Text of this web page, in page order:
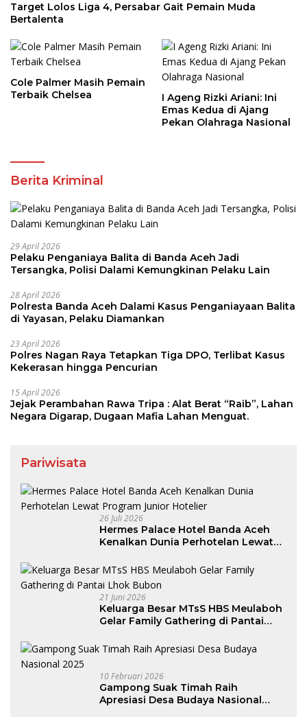
Target Lolos Liga 4, Persabar Gait Pemain Muda
Bertalenta
Cole Palmer Masih Pemain
Terbaik Chelsea
I Ageng Rizki Ariani: Ini
Emas Kedua di Ajang
Pekan Olahraga Nasional
Berita Kriminal
29 April 2026
Pelaku Penganiaya Balita di Banda Aceh Jadi
Tersangka, Polisi Dalami Kemungkinan Pelaku Lain
28 April 2026
Polresta Banda Aceh Dalami Kasus Penganiayaan Balita
di Yayasan, Pelaku Diamankan
23 April 2026
Polres Nagan Raya Tetapkan Tiga DPO, Terlibat Kasus
Kekerasan hingga Pencurian
15 April 2026
Jejak Perambahan Rawa Tripa : Alat Berat “Raib”, Lahan
Negara Digarap, Dugaan Mafia Lahan Menguat.
Pariwisata
26 Juli 2026
Hermes Palace Hotel Banda Aceh
Kenalkan Dunia Perhotelan Lewat
21 Juni 2026
Keluarga Besar MTsS HBS Meulaboh
Gelar Family Gathering di Pantai
10 Februari 2026
Gampong Suak Timah Raih
Apresiasi Desa Budaya Nasional